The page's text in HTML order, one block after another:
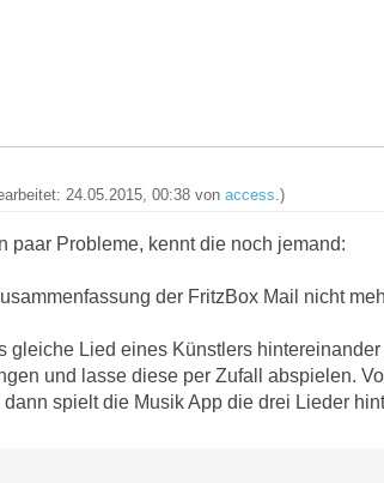
24.05.2015, 00:38 von access .)
paar Probleme, kennt die noch jemand:
der FritzBox Mail nicht
gleiche Lied eines Künstlers
und lasse diese per Zufall abspielen.
spielt die Musik App die drei Lieder